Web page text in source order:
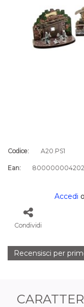
Codice: A20.PS1
Ean:
Accedi o
Condividi
Recensisci per